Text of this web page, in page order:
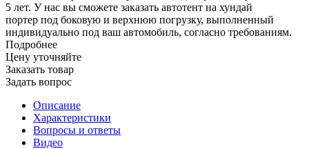
5 лет. У нас вы сможете заказать автотент на хундай
портер под боковую и верхнюю погрузку, выполненный
индивидуально под ваш автомобиль, согласно требованиям.
Подробнее
Цену уточняйте
Заказать товар
Задать вопрос
Описание
Характеристики
Вопросы и ответы
Видео